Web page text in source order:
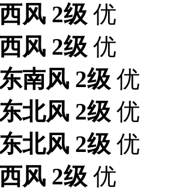
风 2级 优
风 2级 优
东南风 2级 优
东北风 2级 优
东北风 2级 优
风 2级 优